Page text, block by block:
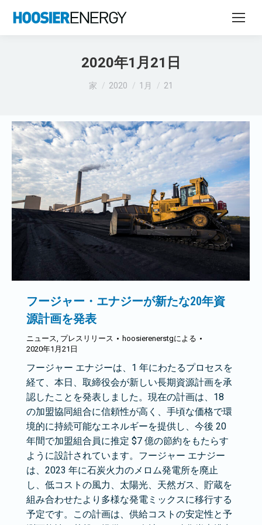
2020年1月21日
あなたはここにいる：
家 2020 1月 21
フージャー・エナジーが新たな20年資
源計画を発表
ニュース プレスリリース hoosierenerstgによる
2020年1月21日
フージャー エナジーは、1 年にわたるプロセスを
経て、本日、取締役会が新しい長期資源計画を承
認したことを発表しました。現在の計画は、18
の加盟協同組合に信頼性が高く、手頃な価格で環
境的に持続可能なエネルギーを提供し、今後 20
年間で加盟組合員に推定 $7 億の節約をもたらす
ように設計されています。フージャー エナジー
は、2023 年に石炭火力のメロム発電所を廃止
し、低コストの風力、太陽光、天然ガス、貯蔵を
組み合わせたより多様な発電ミックスに移行する
予定です。この計画は、供給コストの安定性と予